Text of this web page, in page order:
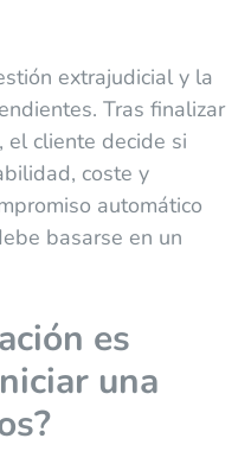
extrajudicial y la
Tras finalizar
el cliente decide si
coste y
automático
basarse en un
es
una